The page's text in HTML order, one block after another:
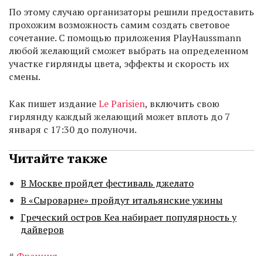
По этому случаю организаторы решили предоставить
прохожим возможность самим создать световое
сочетание. С помощью приложения PlayHaussmann
любой желающий сможет выбрать на определенном
участке гирлянды цвета, эффекты и скорость их
смены.
Как пишет изданиеLe Parisien, включить свою
гирлянду каждый желающий может вплоть до 7
января с 17:30 до полуночи.
Читайте также
В Москве пройдет фестиваль джелато
В «Сыроварне» пройдут итальянские ужины
Греческий остров Кеа набирает популярность у
дайверов